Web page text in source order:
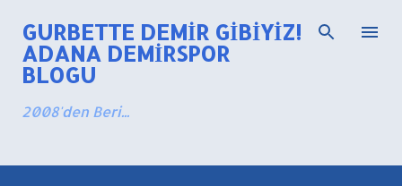
Ana içeriğe atla
GURBETTE DEMIR GIBIYIZ!
ADANA DEMIRSPOR
BLOGU
2008'den Beri...